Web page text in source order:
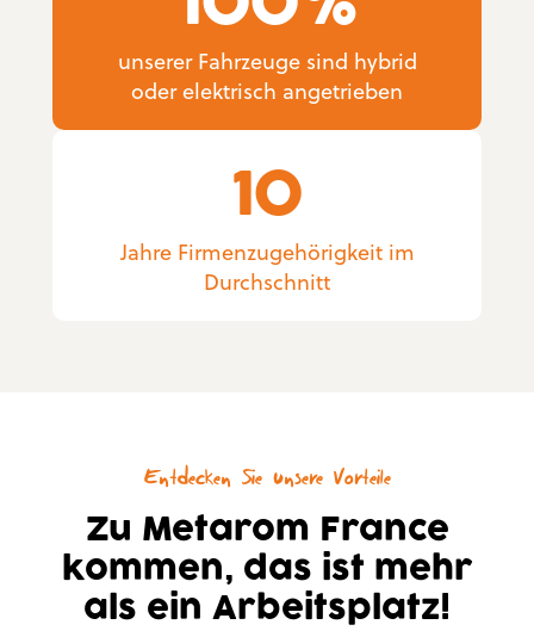
unserer Fahrzeuge sind hybrid
oder elektrisch angetrieben
10
Jahre Firmenzugehörigkeit im
Durchschnitt
Entdecken Sie unsere Vorteile
Zu Metarom France
kommen, das ist mehr
als ein Arbeitsplatz!